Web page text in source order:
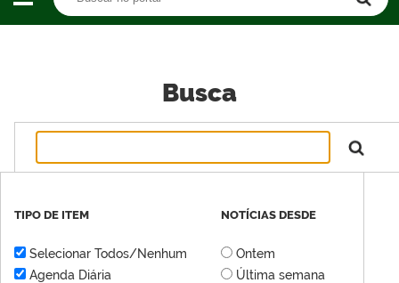
Busca
TIPO DE ITEM
Selecionar Todos/Nenhum
Agenda Diária
NOTÍCIAS DESDE
Ontem
Última semana